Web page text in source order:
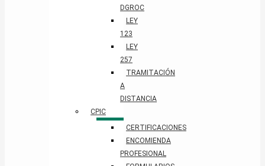
DGROC
LEY
123
LEY
257
TRAMITACIÓN
A
DISTANCIA
CPIC
CERTIFICACIONES
ENCOMIENDA
PROFESIONAL